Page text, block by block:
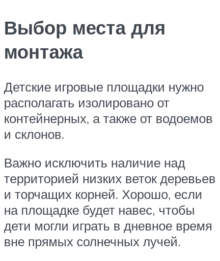
Выбор места для
монтажа
Детские игровые площадки нужно
располагать изолировано от
контейнерных, а также от водоемов
и склонов.
Важно исключить наличие над
территорией низких веток деревьев
и торчащих корней. Хорошо, если
на площадке будет навес, чтобы
дети могли играть в дневное время
вне прямых солнечных лучей.